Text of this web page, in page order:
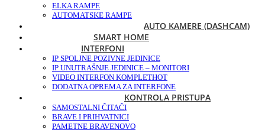
ELKA RAMPE
AUTOMATSKE RAMPE
AUTO KAMERE (DASHCAM)
SMART HOME
INTERFONI
IP SPOLJNE POZIVNE JEDINICE
IP UNUTRAŠNJE JEDINICE – MONITORI
VIDEO INTERFON KOMPLETHOT
DODATNA OPREMA ZA INTERFONE
KONTROLA PRISTUPA
SAMOSTALNI ČITAČI
BRAVE I PRIHVATNICI
PAMETNE BRAVENOVO